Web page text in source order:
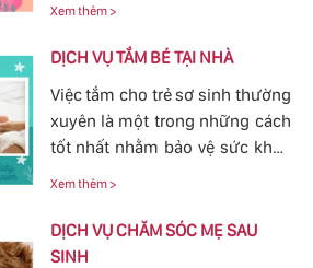
phổ biến. Với việc thông tắc tia
chóng thông tia sữa, giảm bớt
các cơn đau cương cứng tại
vùng bầu vú, đảm bảo cho
nguồn sữa về đều cho bé bú.
Xem thêm >
DỊCH VỤ TẮM BÉ TẠI NHÀ
Việc tắm cho trẻ sơ sinh thường
xuyên là một trong những cách
tốt nhất nhằm bảo vệ sức khỏe
Bởi vậy, nhu cầu tắm cho trẻ sơ
sinh ngày càn lớn, với dịch vụ
Xem thêm >
DỊCH VỤ CHĂM SÓC MẸ SAU
SINH